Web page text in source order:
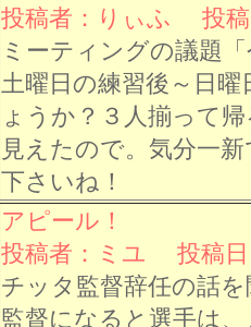
投稿者：りぃふ 投稿
ミーティングの議題
土曜日の練習後～日
ょうか？３人揃って
見えたので。気分一
下さいね！
アピール！
投稿者：ミユ 投稿日
チッタ監督辞任の話
監督になると選手は